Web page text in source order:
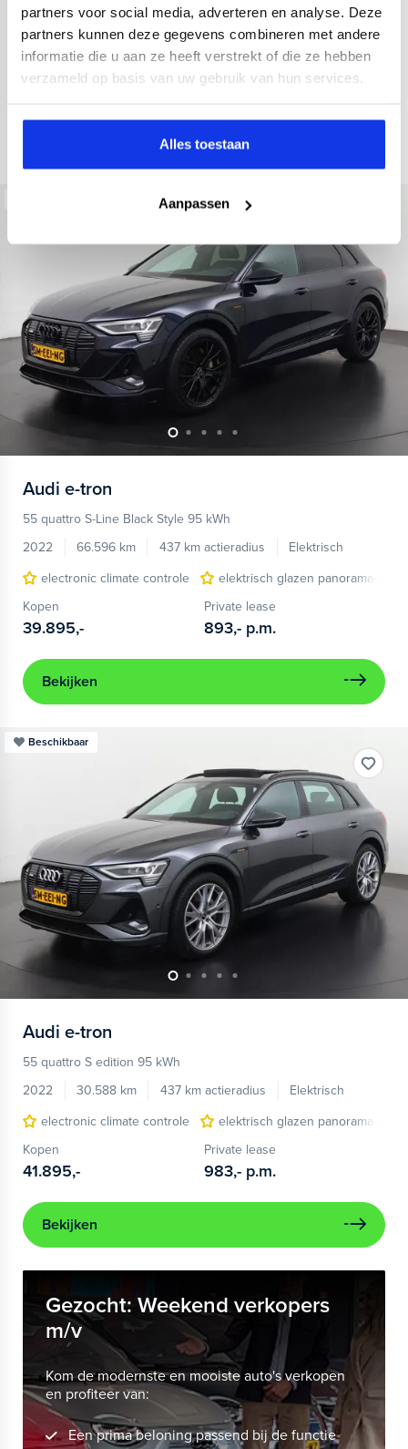
partners voor social media, adverteren en analyse. Deze
partners kunnen deze gegevens combineren met andere
informatie die u aan ze heeft verstrekt of die ze hebben
verzameld op basis van uw gebruik van hun services.
Alles toestaan
Aanpassen
34.998 km 437 km actieradius
Elektrisch
electronic climate controle
elektrisch glazen panorama-dak
Kopen
36.895,-
Private lease
793,- p.m.
Audi e-tron
55 quattro S-Line Black Style 95 kWh
2022
66.596 km 437 km actieradius
Elektrisch
electronic climate controle
elektrisch glazen panorama-dak
Kopen
39.895,-
Private lease
893,- p.m.
Bekijken
Beschikbaar
Audi e-tron
55 quattro S edition 95 kWh
2022
30.588 km 437 km actieradius
Elektrisch
electronic climate controle
elektrisch glazen panorama-dak
Kopen
41.895,-
Private lease
983,- p.m.
Bekijken
Gezocht: Weekend verkopers
m/v
Kom de modernste en mooiste auto's verkopen
en profiteer van:
Een prima beloning passend bij de functie